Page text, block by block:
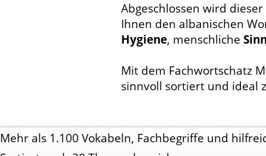
Abgeschlossen wird
Ihnen den albanischen
Hygiene, menschliche
Mit dem Fachwortschatz
sinnvoll sortiert und ideal
Mehr als 1.100 Vokabeln, Fachbegriffe und